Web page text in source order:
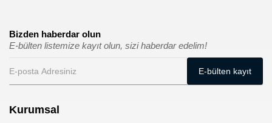
Bizden haberdar olun
E-bülten listemize kayıt olun, sizi haberdar edelim!
Kurumsal